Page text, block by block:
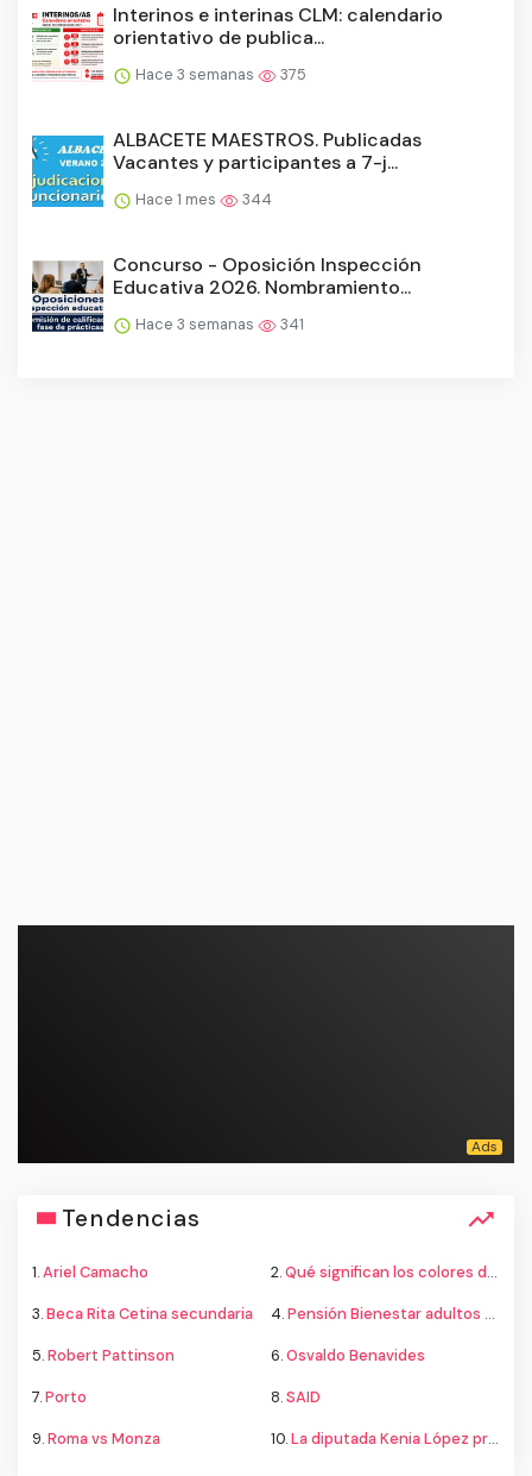
Interinos e interinas CLM: calendario
orientativo de publica...
Hace 3 semanas 375
ALBACETE MAESTROS. Publicadas
Vacantes y participantes a 7-j...
Hace 1 mes 344
Concurso - Oposición Inspección
Educativa 2026. Nombramiento...
Hace 3 semanas 341
Tendencias
1.Ariel Camacho 2.Qué significan los colores de la bandera
3.Beca Rita Cetina secundaria 4.Pensión Bienestar adultos mayores
5.Robert Pattinson 6.Osvaldo Benavides
7.Porto 8.SAID
9.Roma vs Monza 10.La diputada Kenia López propone cambiar el nombre del país a México